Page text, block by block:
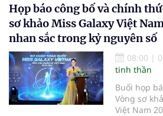
có giá trị
Họp báo công bố và chính
sơ khảo Miss Galaxy Việt
nhan sắc trong kỷ nguyên số
08:00 |
tinh thần
Buổi họp
Vòng sơ
Việt Nam